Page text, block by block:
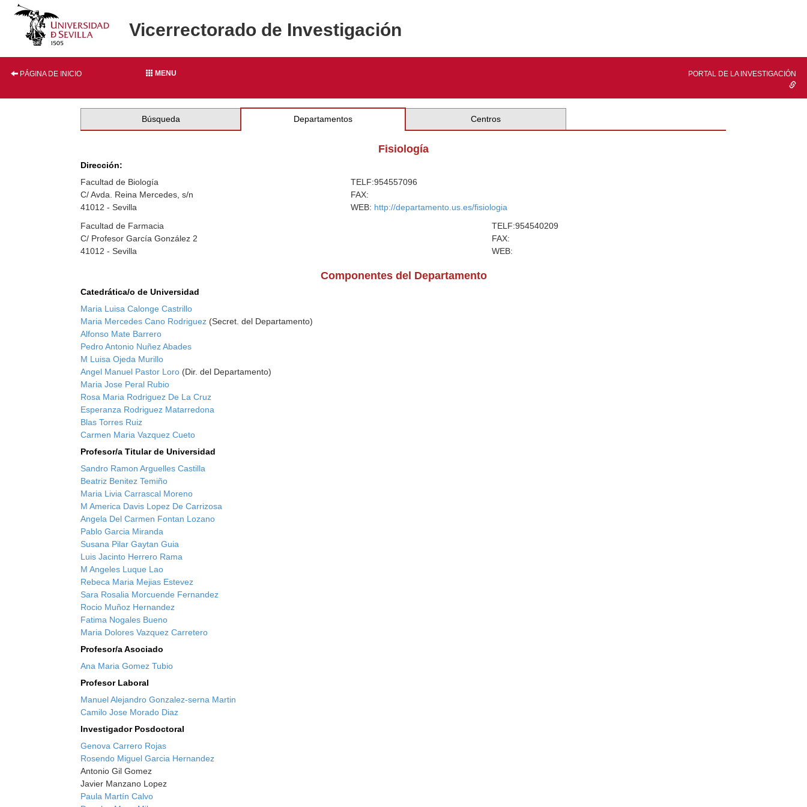
Vicerrectorado de Investigación
PÁGINA DE INICIO MENU PORTAL DE LA INVESTIGACIÓN
Búsqueda Departamentos Centros
Fisiología
Dirección:
Facultad de Biología
C/ Avda. Reina Mercedes, s/n
41012 - Sevilla
TELF:954557096
FAX:
WEB: http://departamento.us.es/fisiologia
Facultad de Farmacia
C/ Profesor García González 2
41012 - Sevilla
TELF:954540209
FAX:
WEB:
Componentes del Departamento
Catedrática/o de Universidad
Maria Luisa Calonge Castrillo
Maria Mercedes Cano Rodriguez (Secret. del Departamento)
Alfonso Mate Barrero
Pedro Antonio Nuñez Abades
M Luisa Ojeda Murillo
Angel Manuel Pastor Loro (Dir. del Departamento)
Maria Jose Peral Rubio
Rosa Maria Rodriguez De La Cruz
Esperanza Rodriguez Matarredona
Blas Torres Ruiz
Carmen Maria Vazquez Cueto
Profesor/a Titular de Universidad
Sandro Ramon Arguelles Castilla
Beatriz Benitez Temiño
Maria Livia Carrascal Moreno
M America Davis Lopez De Carrizosa
Angela Del Carmen Fontan Lozano
Pablo Garcia Miranda
Susana Pilar Gaytan Guia
Luis Jacinto Herrero Rama
M Angeles Luque Lao
Rebeca Maria Mejias Estevez
Sara Rosalia Morcuende Fernandez
Rocio Muñoz Hernandez
Fatima Nogales Bueno
Maria Dolores Vazquez Carretero
Profesor/a Asociado
Ana Maria Gomez Tubio
Profesor Laboral
Manuel Alejandro Gonzalez-serna Martin
Camilo Jose Morado Diaz
Investigador Posdoctoral
Genova Carrero Rojas
Rosendo Miguel Garcia Hernandez
Antonio Gil Gomez
Javier Manzano Lopez
Paula Martín Calvo